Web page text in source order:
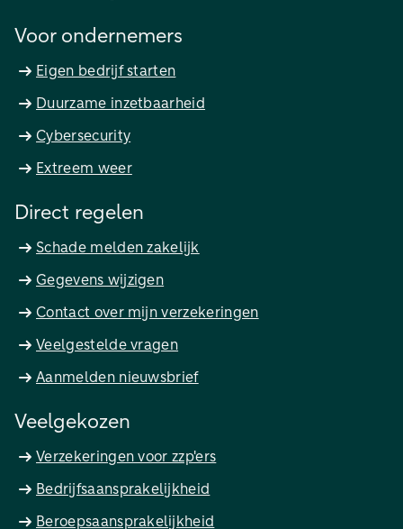
Voor ondernemers
Eigen bedrijf starten
Duurzame inzetbaarheid
Cybersecurity
Extreem weer
Direct regelen
Schade melden zakelijk
Gegevens wijzigen
Contact over mijn verzekeringen
Veelgestelde vragen
Aanmelden nieuwsbrief
Veelgekozen
Verzekeringen voor zzp'ers
Bedrijfsaansprakelijkheid
Beroepsaansprakelijkheid